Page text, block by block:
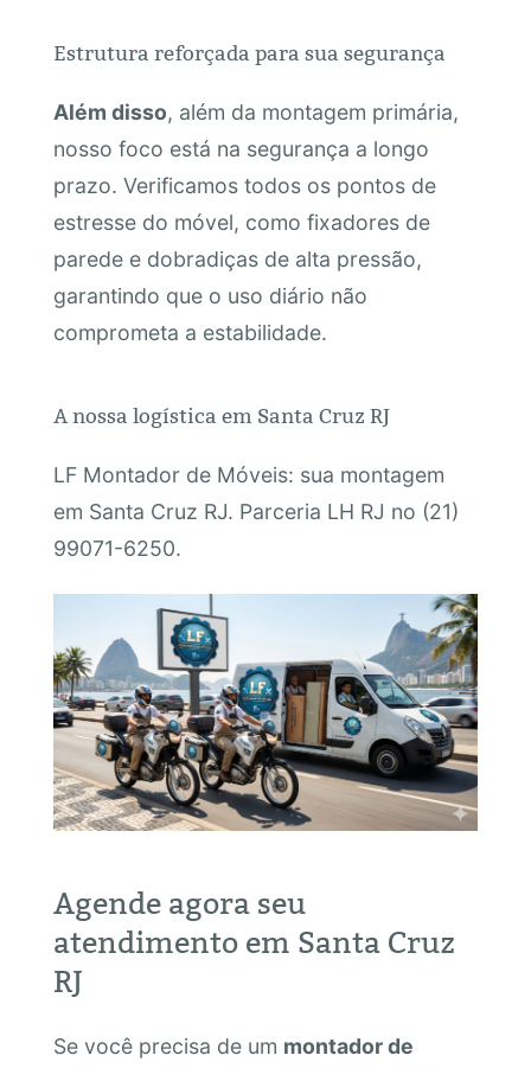
Estrutura reforçada para sua segurança
Além disso, além da montagem primária,
nosso foco está na segurança a longo
prazo. Verificamos todos os pontos de
estresse do móvel, como fixadores de
parede e dobradiças de alta pressão,
garantindo que o uso diário não
comprometa a estabilidade.
A nossa logística em Santa Cruz RJ
LF Montador de Móveis: sua montagem
em Santa Cruz RJ. Parceria LH RJ no (21)
99071-6250.
Agende agora seu
atendimento em Santa Cruz
RJ
Se você precisa de um montador de